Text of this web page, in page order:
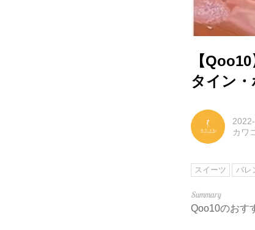
【
タイン
カワ
スイーツ バレ
Qoo10のおす